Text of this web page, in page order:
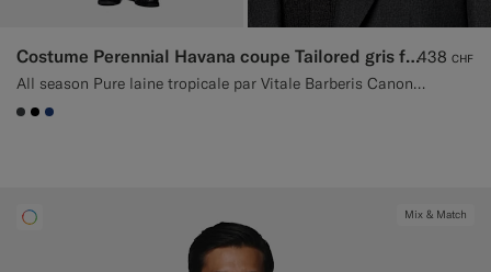
Costume Perennial Havana coupe Tailored gris foncé
All season Pure laine tropicale par Vitale Barberis Canonico, Italie
438 CHF
#3d4043
#000000
#1C3D7A
Mix & Match